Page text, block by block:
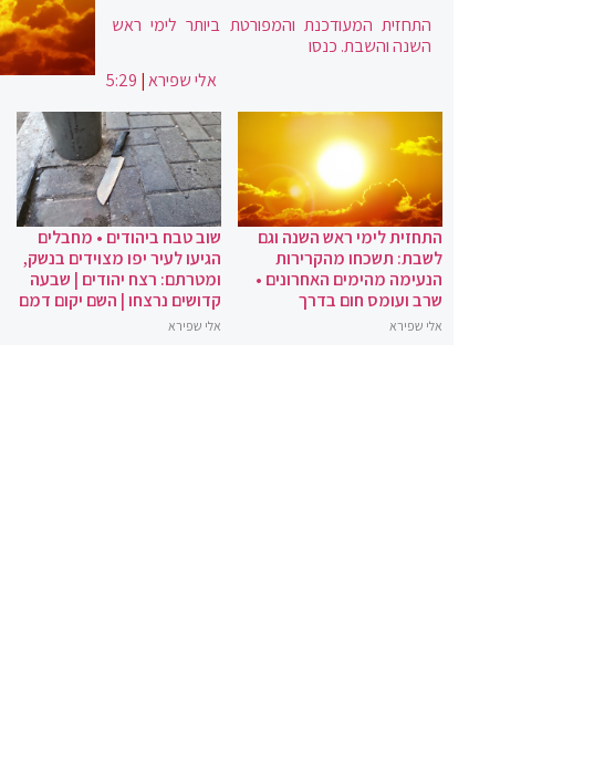
התחזית המעודכנת והמפורטת ביותר לימי ראש
השנה והשבת. כנסו
אלי שפירא|
5:29
התחזית לימי ראש השנה וגם
לשבת: תשכחו מהקרירות
הנעימה מהימים האחרונים •
שרב ועומס חום בדרך
אלי שפירא
שוב טבח ביהודים • מחבלים
הגיעו לעיר יפו מצוידים בנשק,
ומטרתם: רצח יהודים | שבעה
קדושים נרצחו | השם יקום דמם
אלי שפירא